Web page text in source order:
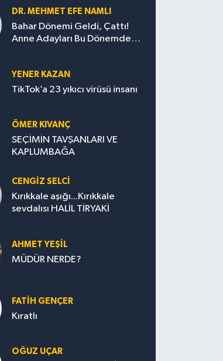
DR. MEHMET EFE NAMLI
Bahar Dönemi Geldi, Çattı!
Anne Adayları Bu Dönemde
YENER KAZAN
TikTok’a 23 yıkıcı virüsü insanı
ÖMER KIVANÇ
SEÇİMİN TAVŞANLARI VE
KAPLUMBAĞA
CENGİZ SELCİ
Kırıkkale aşığı...Kırıkkale
sevdalısı HALİL TİRYAKİ
AHMET YEŞİL
MÜDÜR NERDE?
FATIH GENÇER
Kıratlı
OĞUZ UÇAR